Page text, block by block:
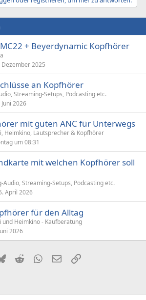
+ Beyerdynamic Kopfhörer
Dezember 2025
an Kopfhörer
Streaming-Setups, Podcasting etc.
Juni 2026
mit guten ANC für Unterwegs
Heimkino, Lautsprecher & Kopfhörer
um 08:31
mit welchen Kopfhörer soll
Audio, Streaming-Setups, Podcasting etc.
April 2026
für den Alltag
und Heimkino - Kaufberatung
2026
BlueskyRedditWhatsApp
E-MailLink